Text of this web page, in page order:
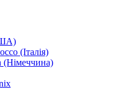
(Італія)
(Німеччина)